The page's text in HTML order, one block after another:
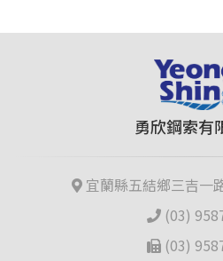
勇欣鋼索有
宜蘭縣五結鄉三吉一
(03)
(03)